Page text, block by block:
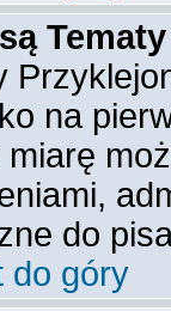
na
miarę
do
do góry